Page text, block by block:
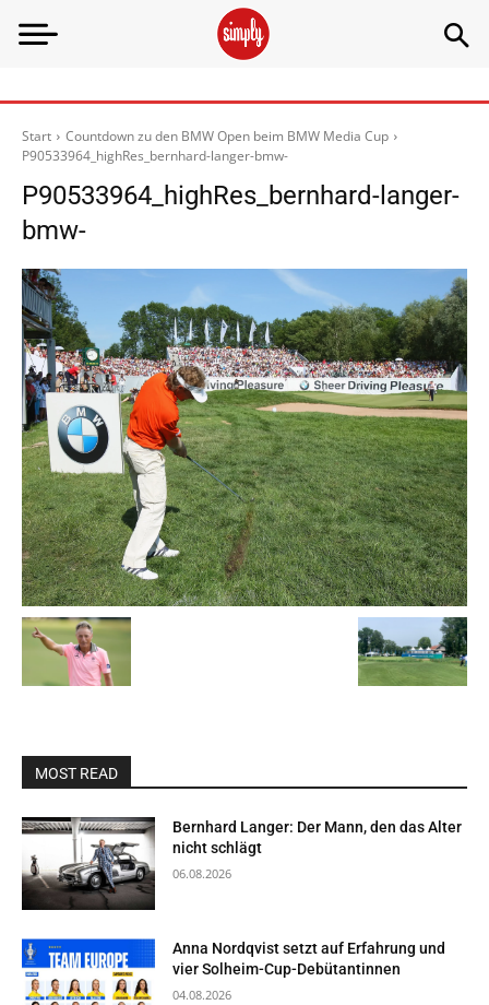
Start
Countdown zu den BMW Open beim BMW Media Cup
P90533964_highRes_bernhard-langer-bmw-
P90533964_highRes_bernhard-langer-
bmw-
MOST READ
Bernhard Langer: Der Mann, den das Alter
nicht schlägt
06.08.2026
Anna Nordqvist setzt auf Erfahrung und
vier Solheim-Cup-Debütantinnen
04.08.2026